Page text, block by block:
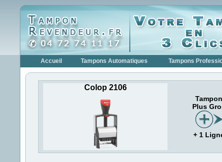
Accueil Tampons Automatiques Tampons
Colop 2106
Tampon
Plus
+ 1